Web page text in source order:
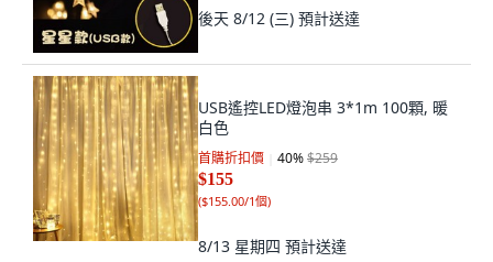
後天 8/12 (三) 預計送達
USB遙控LED燈泡串 3*1m 100顆, 暖
白色
首購折扣價 40%$259
$155
($155.00/1個)
8/13 星期四 預計送達